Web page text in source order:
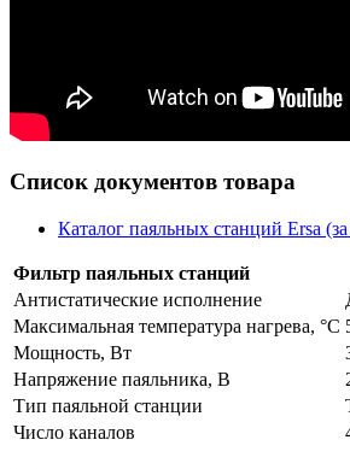
Список документов товара
Каталог паяльных станций Ersa
Фильтр паяльных станций
Антистатические исполнение
Максимальная температура нагрева, °C
Мощность, Вт
Напряжение паяльника, В
Тип паяльной станции
Число каналов